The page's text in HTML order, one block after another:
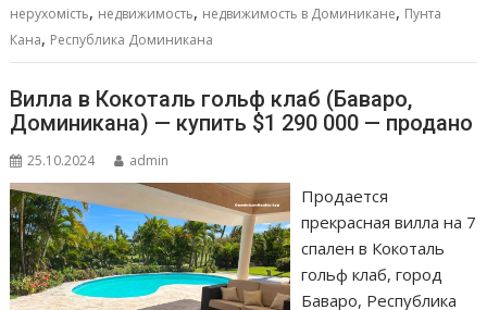
ь
нерухомість, недвижимость, недвижимость в Доминикане, Пунта
Кана, Республика Доминикана
Вилла в Кокоталь гольф клаб (Баваро,
Доминикана) — купить $1 290 000 — продано
25.10.2024 admin
Продается
прекрасная вилла на 7
спален в Кокоталь
гольф клаб, город
Баваро, Республика